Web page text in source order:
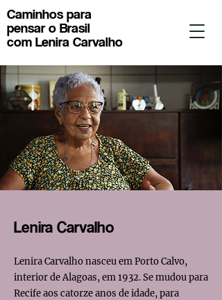
Caminhos para
pensar o Brasil
com Lenira Carvalho
Lenira Carvalho
Lenira Carvalho nasceu em Porto Calvo,
interior de Alagoas, em 1932. Se mudou para
Recife aos catorze anos de idade, para